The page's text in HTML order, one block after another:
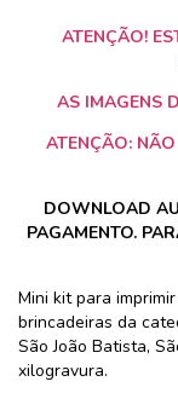
ATENÇÃO!
AS IMAGENS
ATENÇÃO:
DOWNLOAD
PAGAMENTO.
Mini kit para
brincadeiras da
São João Batista,
xilogravura.